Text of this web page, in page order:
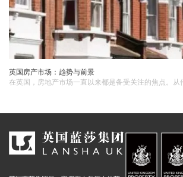
​英国房产市场：趋势与前景